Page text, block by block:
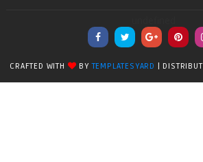
CRAFTED WITH BYTEMPLATESYARD |